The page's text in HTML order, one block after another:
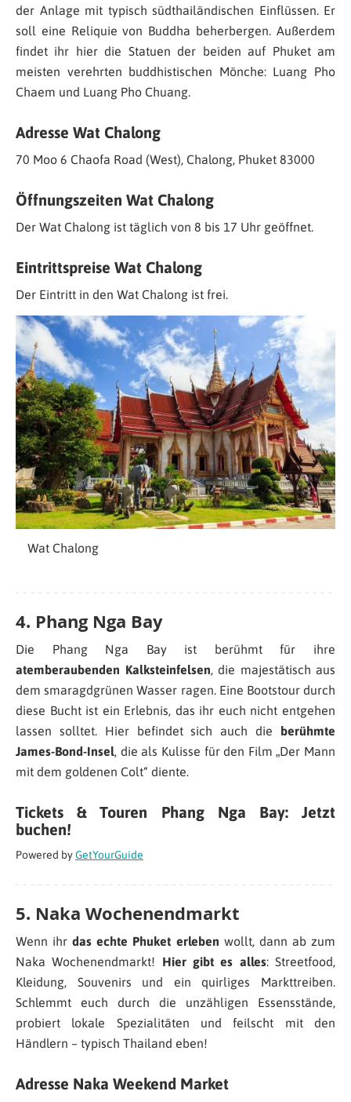
der Anlage mit typisch südthailändischen Einflüssen. Er
soll eine Reliquie von Buddha beherbergen. Außerdem
findet ihr hier die Statuen der beiden auf Phuket am
meisten verehrten buddhistischen Mönche: Luang Pho
Chaem und Luang Pho Chuang.
Adresse Wat Chalong
70 Moo 6 Chaofa Road (West), Chalong, Phuket 83000
Öffnungszeiten Wat Chalong
Der Wat Chalong ist täglich von 8 bis 17 Uhr geöffnet.
Eintrittspreise Wat Chalong
Der Eintritt in den Wat Chalong ist frei.
Wat Chalong
4. Phang Nga Bay
Die Phang Nga Bay ist berühmt für ihre
atemberaubenden Kalksteinfelsen, die majestätisch aus
dem smaragdgrünen Wasser ragen. Eine Bootstour durch
diese Bucht ist ein Erlebnis, das ihr euch nicht entgehen
lassen solltet. Hier befindet sich auch die berühmte
James-Bond-Insel, die als Kulisse für den Film „Der Mann
mit dem goldenen Colt“ diente.
Tickets & Touren Phang Nga Bay: Jetzt
buchen!
Powered byGetYourGuide
5. Naka Wochenendmarkt
Wenn ihrdas echte Phuket erleben wollt, dann ab zum
Naka Wochenendmarkt! Hier gibt es alles: Streetfood,
Kleidung, Souvenirs und ein quirliges Markttreiben.
Schlemmt euch durch die unzähligen Essensstände,
probiert lokale Spezialitäten und feilscht mit den
Händlern – typisch Thailand eben!
Adresse Naka Weekend Market